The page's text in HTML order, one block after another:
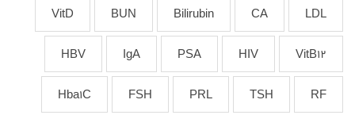
LDL
CA
Bilirubin
BUN
VitD
VitB12
HIV
PSA
IgA
HBV
RF
TSH
PRL
FSH
Hba1C